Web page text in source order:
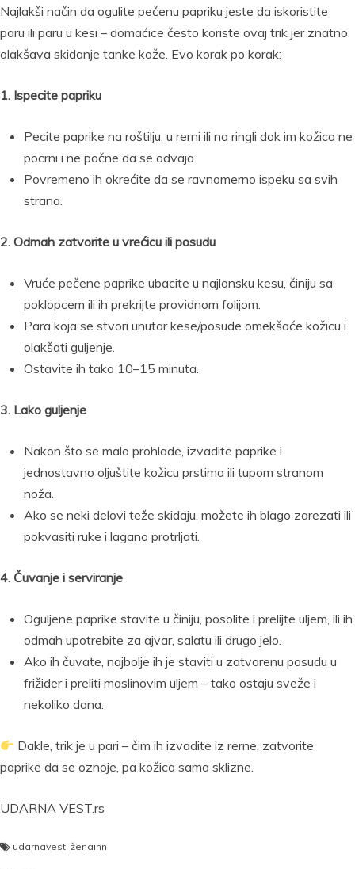
Najlakši način da ogulite pečenu papriku jeste da iskoristite
paru ili paru u kesi – domaćice često koriste ovaj trik jer znatno
olakšava skidanje tanke kože. Evo korak po korak:
1. Ispecite papriku
Pecite paprike na roštilju, u rerni ili na ringli dok im kožica ne
pocrni i ne počne da se odvaja.
Povremeno ih okrećite da se ravnomerno ispeku sa svih
strana.
2. Odmah zatvorite u vrećicu ili posudu
Vruće pečene paprike ubacite u najlonsku kesu, činiju sa
poklopcem ili ih prekrijte providnom folijom.
Para koja se stvori unutar kese/posude omekšaće kožicu i
olakšati guljenje.
Ostavite ih tako 10–15 minuta.
3. Lako guljenje
Nakon što se malo prohlade, izvadite paprike i
jednostavno oljuštite kožicu prstima ili tupom stranom
noža.
Ako se neki delovi teže skidaju, možete ih blago zarezati ili
pokvasiti ruke i lagano protrljati.
4. Čuvanje i serviranje
Oguljene paprike stavite u činiju, posolite i prelijte uljem, ili ih
odmah upotrebite za ajvar, salatu ili drugo jelo.
Ako ih čuvate, najbolje ih je staviti u zatvorenu posudu u
frižider i preliti maslinovim uljem – tako ostaju sveže i
nekoliko dana.
Dakle, trik je u pari – čim ih izvadite iz rerne, zatvorite
paprike da se oznoje, pa kožica sama sklizne.
UDARNA VEST.rs
udarnavest, ženainn